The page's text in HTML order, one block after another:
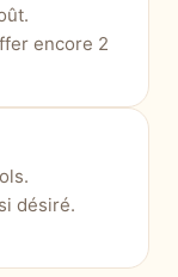
encore 2
désiré.